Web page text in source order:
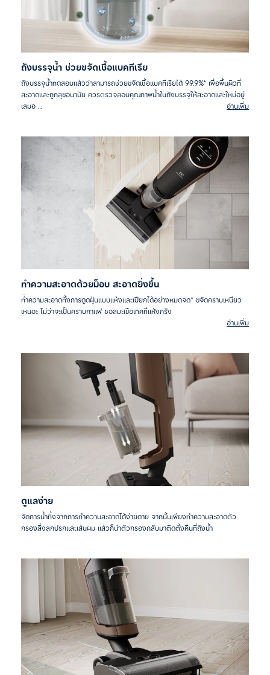
ถังบรรจุน้ำ ช่วยขจัดเชื้อแบคทีเรีย
ถังบรรจุน้ำทดสอบแล้วว่าสามารถช่วยขจัดเชื้อแบคทีเรียได้ 99.9%* เพื่อพื้นผิวที่
สะอาดและถูกสุขอนามัย ควรตรวจสอบคุณภาพน้ำในถังบรรจุให้สะอาดและใหม่อยู่
เสมอ
Staphylococcus Aureus
อ่านเพิ่ม
ทำความสะอาดด้วยม็อบ สะอาดยิ่งขึ้น
ทำความสะอาดทั้งการดูดฝุ่นแบบแห้งและเปียกได้อย่างหมดจด* ขจัดคราบเหนียว
เหนอะ ไม่ว่าจะเป็นคราบกาแฟ ซอสมะเขือเทศที่แห้งกรัง
อ่านเพิ่ม
ดูแลง่าย
จัดการน้ำทิ้งจากการทำความสะอาดได้ง่ายดาย จากนั้นเพียงทำความสะอาดตัว
กรองสิ่งสกปรกและเส้นผม แล้วก็นำตัวกรองกลับมาติดตั้งคืนที่ถังน้ำ